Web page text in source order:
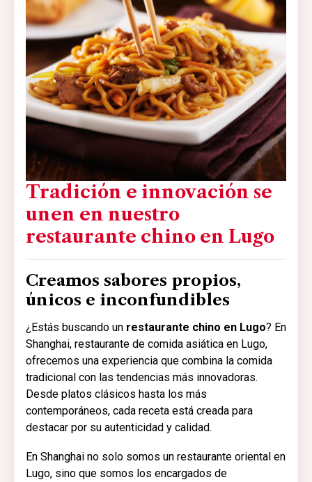
Tradición e innovación se
unen en nuestro
restaurante chino en Lugo
Creamos sabores propios,
únicos e inconfundibles
¿Estás buscando un restaurante chino en Lugo? En
Shanghai, restaurante de comida asiática en Lugo,
ofrecemos una experiencia que combina la comida
tradicional con las tendencias más innovadoras.
Desde platos clásicos hasta los más
contemporáneos, cada receta está creada para
destacar por su autenticidad y calidad.
En Shanghai no solo somos un restaurante oriental en
Lugo, sino que somos los encargados de